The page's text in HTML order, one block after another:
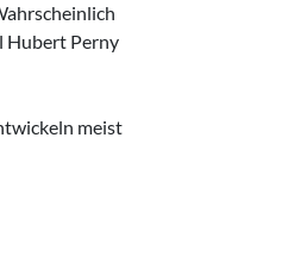
Hubert Perny
meist